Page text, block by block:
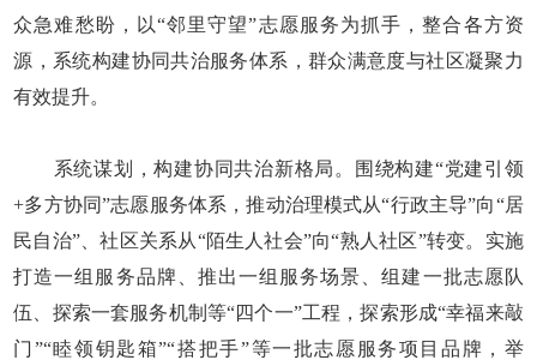
众急难愁盼，以“邻里守望”志愿服务为抓手，整合各方资
源，系统构建协同共治服务体系，群众满意度与社区凝聚力
有效提升。
系统谋划，构建协同共治新格局。围绕构建“党建引领
+多方协同”志愿服务体系，推动治理模式从“行政主导”向“居
民自治”、社区关系从“陌生人社会”向“熟人社区”转变。实施
打造一组服务品牌、推出一组服务场景、组建一批志愿队
伍、探索一套服务机制等“四个一”工程，探索形成“幸福来敲
门”“睦领钥匙箱”“搭把手”等一批志愿服务项目品牌，举